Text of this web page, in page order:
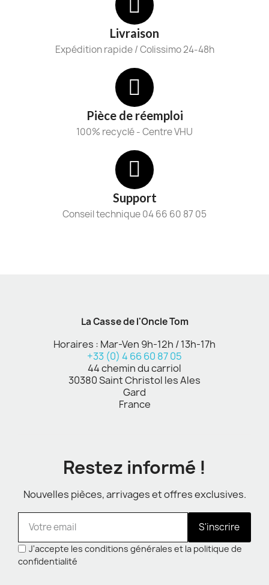
Livraison
Expédition rapide / Colissimo 24-48h
Pièce de réemploi
100% recyclé - Centre VHU
Support
Conseil technique 04 66 60 87 05
La Casse de l'Oncle Tom
Horaires : Mar-Ven 9h-12h / 13h-17h
+33 (0) 4 66 60 87 05
44 chemin du carriol
30380 Saint Christol les Ales
Gard
France
Restez informé !
Nouvelles pièces, arrivages et offres exclusives.
S'inscrire
J'accepte les conditions générales et la politique de
confidentialité